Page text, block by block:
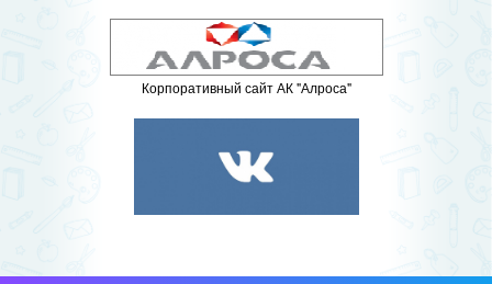
Корпоративный сайт АК "Алроса"